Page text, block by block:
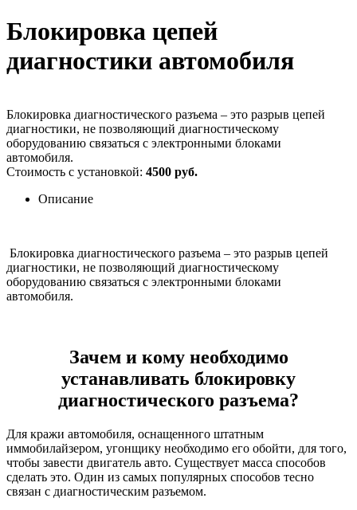
Блокировка цепей
диагностики автомобиля
Блокировка диагностического разъема – это разрыв цепей
диагностики, не позволяющий диагностическому
оборудованию связаться с электронными блоками
автомобиля.
Стоимость с установкой: 4500 руб.
Описание
Блокировка диагностического разъема – это разрыв цепей
диагностики, не позволяющий диагностическому
оборудованию связаться с электронными блоками
автомобиля.
Зачем и кому необходимо
устанавливать блокировку
диагностического разъема?
Для кражи автомобиля, оснащенного штатным
иммобилайзером, угонщику необходимо его обойти, для того,
чтобы завести двигатель авто. Существует масса способов
сделать это. Один из самых популярных способов тесно
связан с диагностическим разъемом.